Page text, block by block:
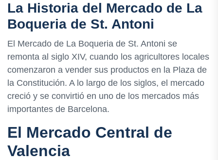
La Historia del Mercado de La
Boqueria de St. Antoni
El Mercado de La Boqueria de St. Antoni se
remonta al siglo XIV, cuando los agricultores locales
comenzaron a vender sus productos en la Plaza de
la Constitución. A lo largo de los siglos, el mercado
creció y se convirtió en uno de los mercados más
importantes de Barcelona.
El Mercado Central de
Valencia